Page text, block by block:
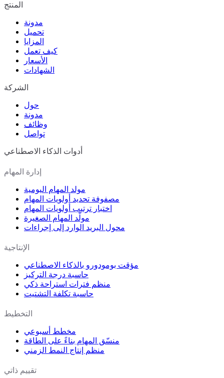
المنتج
مدونة
تحميل
المزايا
كيف تعمل
الأسعار
الشهادات
الشركة
حول
مدونة
وظائف
تواصل
أدوات الذكاء الاصطناعي
إدارة المهام
مولد المهام اليومية
مصفوفة تحديد أولويات المهام
اختبار ترتيب أولويات المهام
مولّد المهام الصغيرة
محول البريد الوارد إلى إجراءات
الإنتاجية
مؤقت بومودورو بالذكاء الاصطناعي
حاسبة درجة التركيز
منظم فترات استراحة ذكي
حاسبة تكلفة التشتيت
التخطيط
مخطط أسبوعي
منسّق المهام بناءً على الطاقة
منظم إنتاج النمط الزمني
تقييم ذاتي